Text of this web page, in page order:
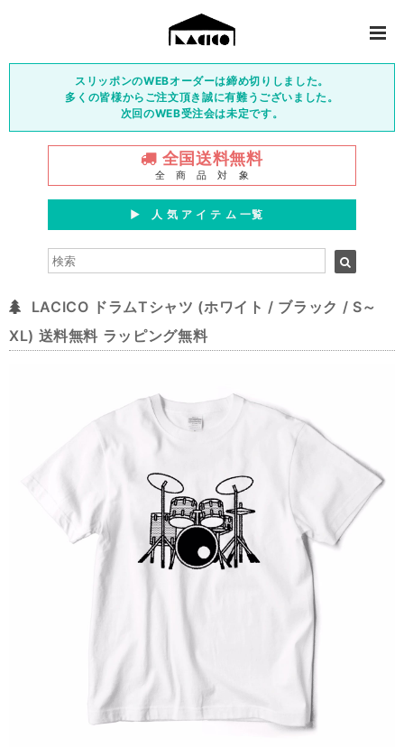
スリッポンのWEBオーダーは締め切りしました。
多くの皆様からご注文頂き誠に有難うございました。
次回のWEB受注会は未定です。
全国送料無料
全 商 品 対 象
▶︎ 人 気 ア イ テ ム 一覧
LACICO ドラムTシャツ (ホワイト / ブラック / S～
XL) 送料無料 ラッピング無料